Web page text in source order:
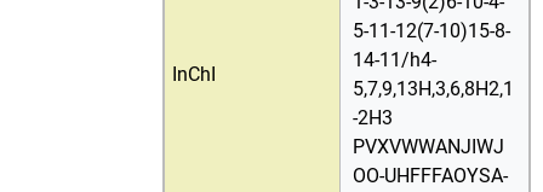
InChI
5-11-12(7-10)15-8-
14-11/h4-
5,7,9,13H,3,6,8H2,1
-2H3
PVXVWWANJIWJ
OO-UHFFFAOYSA-